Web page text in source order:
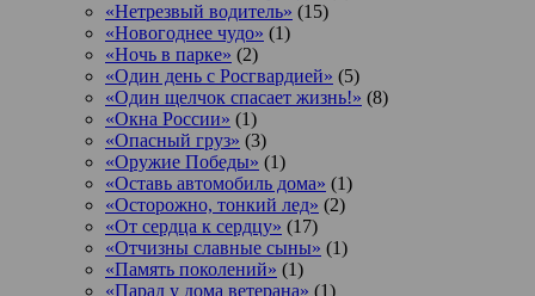
«Нетрезвый водитель» (15)
«Новогоднее чудо» (1)
«Ночь в парке» (2)
«Один день с Росгвардией» (5)
«Один щелчок спасает жизнь!» (8)
«Окна России» (1)
«Опасный груз» (3)
«Оружие Победы» (1)
«Оставь автомобиль дома» (1)
«Осторожно, тонкий лед» (2)
«От сердца к сердцу» (17)
«Отчизны славные сыны» (1)
«Память поколений» (1)
«Парад у дома ветерана» (1)